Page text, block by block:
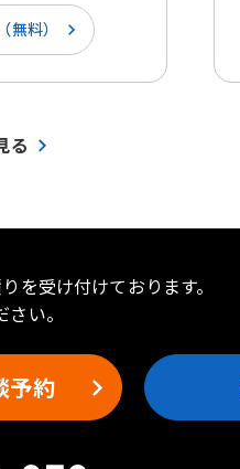
料）
る
を受け付けております。
い。
予約